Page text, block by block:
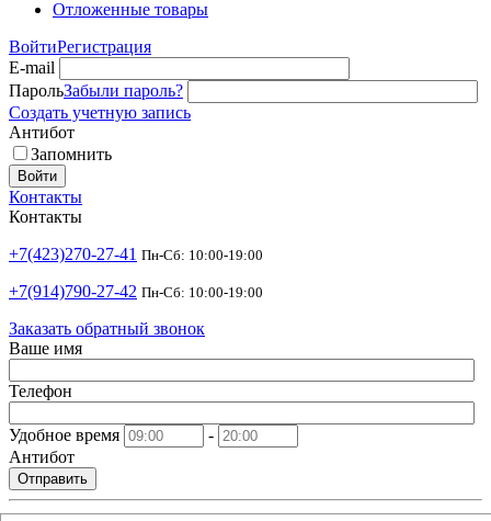
Отложенные товары
ВойтиРегистрация
E-mail
ПарольЗабыли пароль?
Создать учетную запись
Антибот
Запомнить
Войти
Контакты
Контакты
+7(423)270-27-41 Пн-Сб: 10:00-19:00
+7(914)790-27-42 Пн-Сб: 10:00-19:00
Заказать обратный звонок
Ваше имя
Телефон
Удобное время
-
Антибот
Отправить